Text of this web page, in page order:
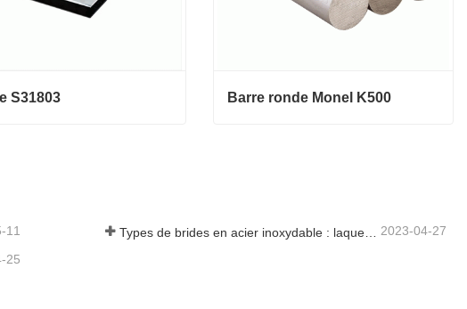
S31803 Barre ronde Monel K500
11
Types de brides en acier inoxydable : laquelle vous convient le mieux ?
2023-04-27
25